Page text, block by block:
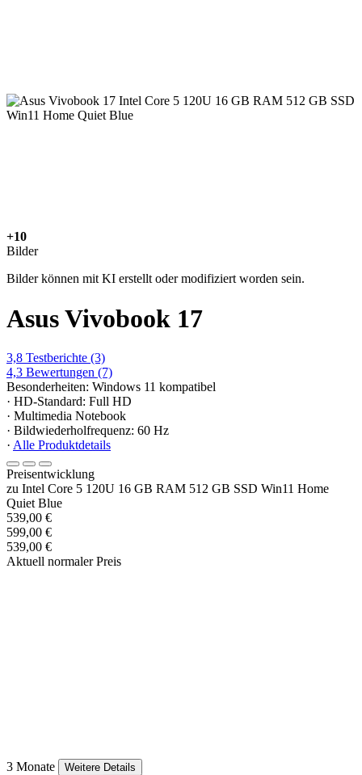
+10
Bilder
Bilder können mit KI erstellt oder modifiziert worden sein.
Asus Vivobook 17
3,8 Testberichte (3)
4,3 Bewertungen (7)
Besonderheiten: Windows 11 kompatibel
· HD-Standard: Full HD
· Multimedia Notebook
· Bildwiederholfrequenz: 60 Hz
· Alle Produktdetails
Preisentwicklung
zu Intel Core 5 120U 16 GB RAM 512 GB SSD Win11 Home
Quiet Blue
539,00 €
599,00 €
539,00 €
Aktuell normaler Preis
3 Monate
Weitere Details